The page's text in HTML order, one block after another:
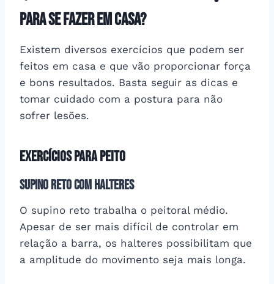
para se fazer em casa?
Existem diversos exercícios que podem ser
feitos em casa e que vão proporcionar força
e bons resultados. Basta seguir as dicas e
tomar cuidado com a postura para não
sofrer lesões.
Exercícios para peito
Supino reto com halteres
O supino reto trabalha o peitoral médio.
Apesar de ser mais difícil de controlar em
relação a barra, os halteres possibilitam que
a amplitude do movimento seja mais longa.